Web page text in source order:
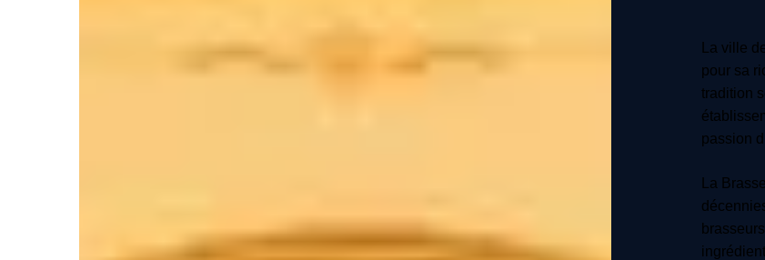
La ville
pour sa
tradition
passion
La